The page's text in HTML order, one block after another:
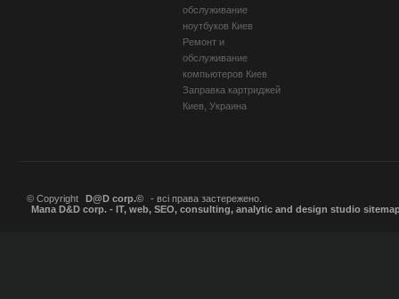
обслуживание
ноутбуков Киев
Ремонт и
обслуживание
компьютеров Киев
Заправка картриджей
Киев, Украина
© Copyright D@D corp.©
- всі права застережено.
Мапа D&D corp. - IT, web, SEO, consulting, analytic and design studio